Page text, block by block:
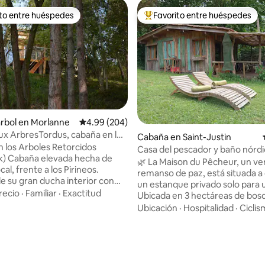
5.0 de 5, 9 reseñas
huéspedes preferido
entre huéspedes
en Morlanne Calificación promedio: 4.99 de 5, 204 reseñas
4.99 (204)
ArbresTordus, cabaña en lo
a los Pirineos
los Arboles Retorcidos
Cabaña elevada hecha de
frente a los Pirineos.
su gran ducha interior con
o de la ducha exterior
· Familiar · Exactitud
Favorito entre huéspedes
Favorito entre huéspedes
Cabaña en Saint-Justin
Casa del pescador y baño
estrellas
🌿 La Maison du Pêcheur, un
remanso de paz, está situada a
un estanque privado solo para
Ubicada en 3 hectáreas de
disfrute de la tranquilidad del
Ubicación · Hospitalidad ·